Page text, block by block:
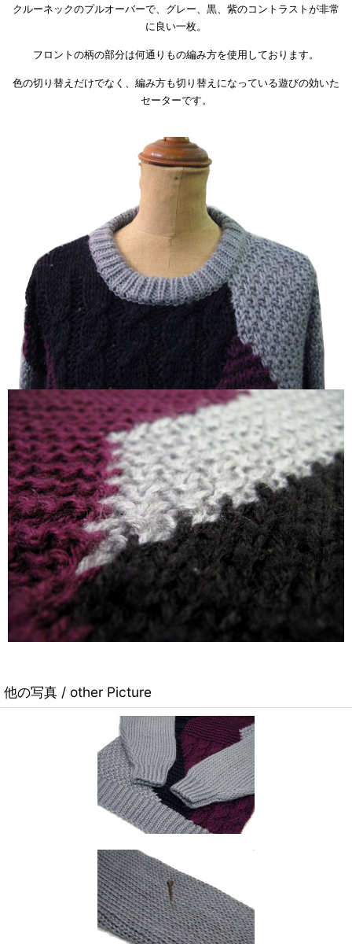
クルーネックのプルオーバーで、グレー、黒、紫のコントラストが非常
に良い一枚。
フロントの柄の部分は何通りもの編み方を使用しております。
色の切り替えだけでなく、編み方も切り替えになっている遊びの効いた
セーターです。
他の写真 / other Picture